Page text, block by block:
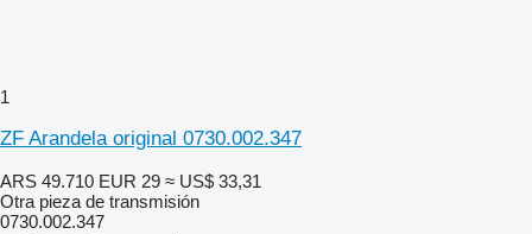
1
ZF Arandela original 0730.002.347
ARS 49.710 EUR 29 ≈ US$ 33,31
Otra pieza de transmisión
0730.002.347